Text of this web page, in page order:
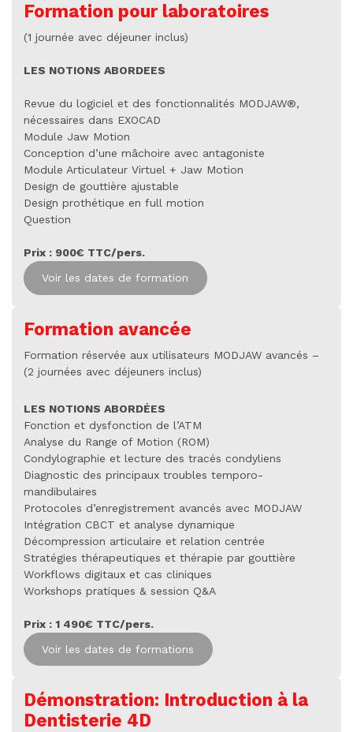
Formation pour laboratoires
(1 journée avec déjeuner inclus)
LES NOTIONS ABORDEES
Revue du logiciel et des fonctionnalités MODJAW®,
nécessaires dans EXOCAD
Module Jaw Motion
Conception d’une mâchoire avec antagoniste
Module Articulateur Virtuel + Jaw Motion
Design de gouttière ajustable
Design prothétique en full motion
Question
Prix : 900€ TTC/pers.
Voir les dates de formation
Formation avancée
Formation réservée aux utilisateurs MODJAW avancés –
(2 journées avec déjeuners inclus)
LES NOTIONS ABORDÉES
Fonction et dysfonction de l’ATM
Analyse du Range of Motion (ROM)
Condylographie et lecture des tracés condyliens
Diagnostic des principaux troubles temporo-
mandibulaires
Protocoles d’enregistrement avancés avec MODJAW
Intégration CBCT et analyse dynamique
Décompression articulaire et relation centrée
Stratégies thérapeutiques et thérapie par gouttière
Workflows digitaux et cas cliniques
Workshops pratiques & session Q&A
Prix : 1 490€ TTC/pers.
Voir les dates de formations
Démonstration: Introduction à la
Dentisterie 4D